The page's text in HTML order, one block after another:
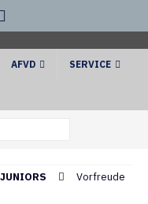
AFVD SERVICE
Vorfreude